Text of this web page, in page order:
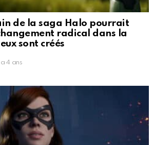
de la saga Halo pourrait
radical dans la
sont créés
a 4 ans